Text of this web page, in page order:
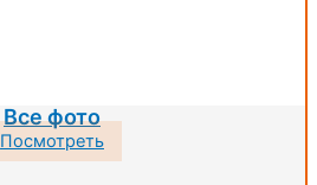
Все фото
Посмотреть